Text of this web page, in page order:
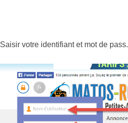
Saisir votre identifiant et mot de pass.